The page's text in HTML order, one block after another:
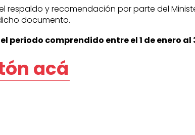
respaldo y recomendación por parte del
documento.
comprendido entre el 1 de enero al
acá